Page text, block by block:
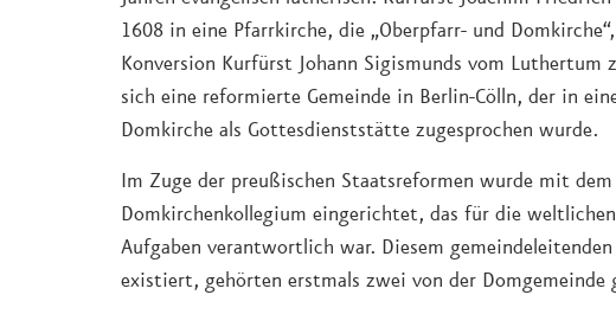
1608 in eine Pfarrkirche, die „Oberpfarr- und
Konversion Kurfürst Johann Sigismunds vom Luthertum
sich eine reformierte Gemeinde in Berlin-Cölln, der in
Domkirche als Gottesdienststätte zugesprochen wurde.
Im Zuge der preußischen Staatsreformen wurde mit
Domkirchenkollegium eingerichtet, das für die
Aufgaben verantwortlich war. Diesem
existiert, gehörten erstmals zwei von der Domgemeinde